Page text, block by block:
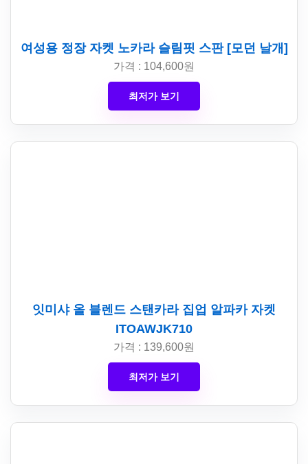
여성용 정장 자켓 노카라 슬림핏 스판 [모던 날개]
가격 : 104,600원
최저가 보기
잇미샤 올 블렌드 스탠카라 집업 알파카 자켓
ITOAWJK710
가격 : 139,600원
최저가 보기